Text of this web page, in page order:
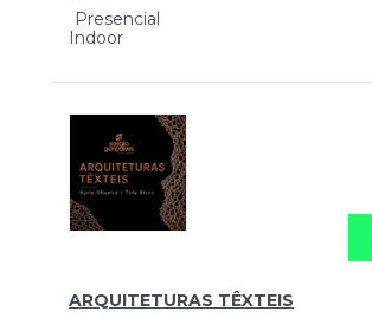
Presencial
Indoor
ARQUITETURAS TÊXTEIS